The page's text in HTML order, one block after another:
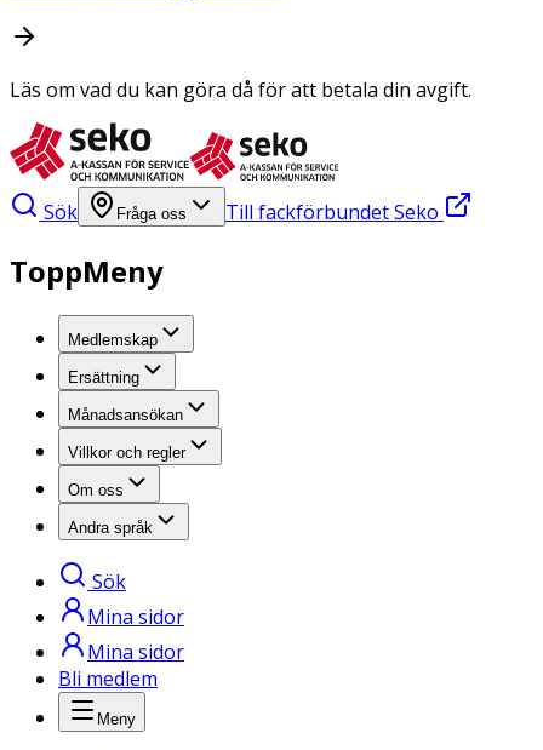
Läs om vad du kan göra då för att betala din avgift.
Sök Fråga oss Till fackförbundet Seko
ToppMeny
Medlemskap
Ersättning
Månadsansökan
Villkor och regler
Om oss
Andra språk
Sök
Mina sidor
Mina sidor
Bli medlem
Meny